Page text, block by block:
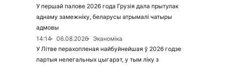
У першай палове 2026 года Грузія дала прытулак
аднаму замежніку, беларусы атрымалі чатыры
адмовы
14:14
06.08.2026
Эканоміка
У Літве перахопленая найбуйнейшая ў 2026 годзе
партыя нелегальных цыгарэт, у тым ліку з